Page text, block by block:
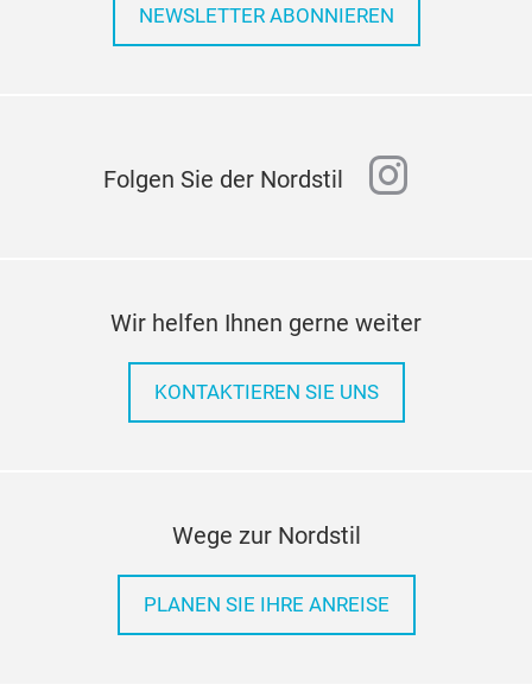
NEWSLETTER ABONNIEREN
Folgen Sie der Nordstil
Wir helfen Ihnen gerne weiter
KONTAKTIEREN SIE UNS
Wege zur Nordstil
PLANEN SIE IHRE ANREISE